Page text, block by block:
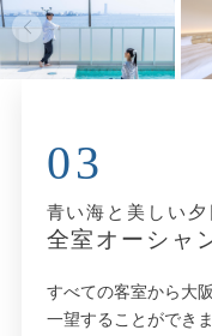
03
青い海と美しい夕
全室オーシャ
すべての客室から大
一望することができま